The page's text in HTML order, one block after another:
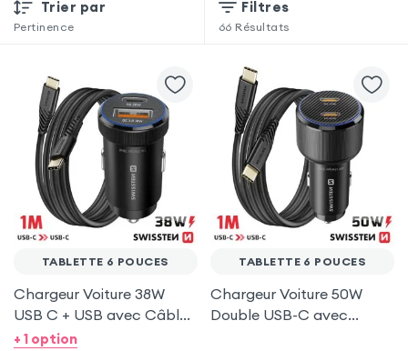
Trier par
Pertinence
Filtres
66 Résultats
TABLETTE 6 POUCES
Chargeur Voiture 38W
USB C + USB avec Câble
type C Swissten pour
+ 1 option
TABLETTE 6 POUCES
Chargeur Voiture 50W
Double USB-C avec